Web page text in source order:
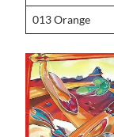
013 Orange